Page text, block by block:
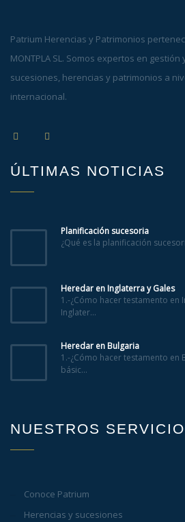
Patrium Herencias y Patrimonios
MONTPLA SL. Somos expertos en
sucesiones, herencias y patrimonios a
internacional.
ÚLTIMAS NOTICIAS
Planificación sucesoria
¿Qué es la planificación
Heredar en Inglaterra y Gales
1.-¿Cómo hacer testamento en
Inglater...
Heredar en Bulgaria
1.-¿Cómo hacer testamento en
básic...
NUESTROS
Conoce Patrium
Herencias y sucesiones